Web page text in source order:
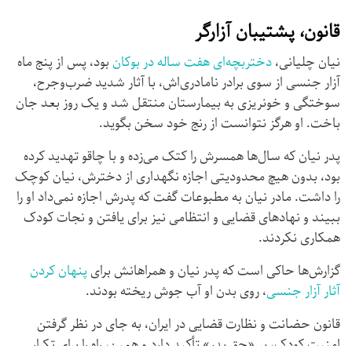
قانون، پشتیبان آزارگر
نیان چلیانی،دختربچه‌ای هفت ساله در بوکان بود، پس از پنج ماه
آزار جنسی از سوی برادر نامادری‌اش، با آثار شدید ضرب‌وجرح،
سوختگی و خونریزی به بیمارستان منتقل شد و یک روز بعد جان
باخت. او هرگز نتوانست از رنج خود سخن بگوید.
پدر نیان که سال‌ها همسرش را کتک می‌زده و با چاقو تهدید کرده
بود، بدون هیچ محدودیتی اجازه نگهداری از دخترش، نیان کوچک
را داشت. مادر نیان به مطبوعات گفت که پدرش اجازه نمی‌داد او را
ببیند و نهادهای قضایی و انتظامی نیز برای یافتن و نجات کودک
همکاری نکردند.
گزارش‌ها حاکی است که پدر نیان و همراهانش برایپنهان کردن
آثار آزار جنسی، روی بدن او آب جوش ریخته بودند.
قانون حضانت و نظارت قضایی در ایران، به جای در نظر گرفتن